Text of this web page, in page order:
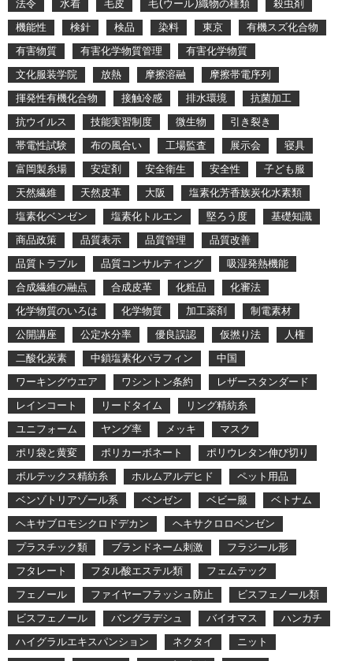
法令
水着 毛皮 毛(ウール)織物の種類
殺虫剤
機能性
検針 検品 染料 東京
有機スズ化合物
有害物質
有害化学物質管理
有害化学物質
文化服装学院
放熱 摩擦溶融
摩擦帯電序列
揮発性有機化合物
接触冷感 排水環境
抗菌加工
抗ウイルス
技能実習制度 微生物
引き裂き
帯電性試験
布の風合い 工場監査 展示会
寝具
富岡製糸場
安定剤 安全衛生 安全性
子ども服
天然繊維
天然皮革 大阪
塩素化芳香族炭化水素類
塩素化ベンゼン
塩素化トルエン 堅ろう度
基礎知識
商品政策
品質表示 品質管理
品質改善
品質トラブル
品質コンサルティング
吸湿発熱機能
合成繊維の融点
合成皮革 化粧品
化審法
化学物質のいろは
化学物質 加工薬剤
制電素材
公開講座
公定水分率 優良誤認 仮撚り法
人権
二酸化炭素
中鎖塩素化パラフィン
中国
ワーキングウエア
ワシントン条約
レザースタンダード
レインコート
リードタイム
リング精紡糸
ユニフォーム
ヤング率 メッキ
マスク
ポリ袋と黄変
ポリカーボネート
ポリウレタン伸び切り
ボルテックス精紡糸
ホルムアルデヒド
ペット用品
ベンゾトリアゾール系
ベンゼン ベビー服
ベトナム
ヘキサブロモシクロドデカン
ヘキサクロロベンゼン
プラスチック類
ブランドネーム刺激
フラジール形
フタレート
フタル酸エステル類
フェムテック
フェノール
ファイヤーフラッシュ防止
ビスフェノール類
ビスフェノール
バングラデシュ バイオマス
ハンカチ
ハイグラルエキスパンション
ネクタイ
ニット